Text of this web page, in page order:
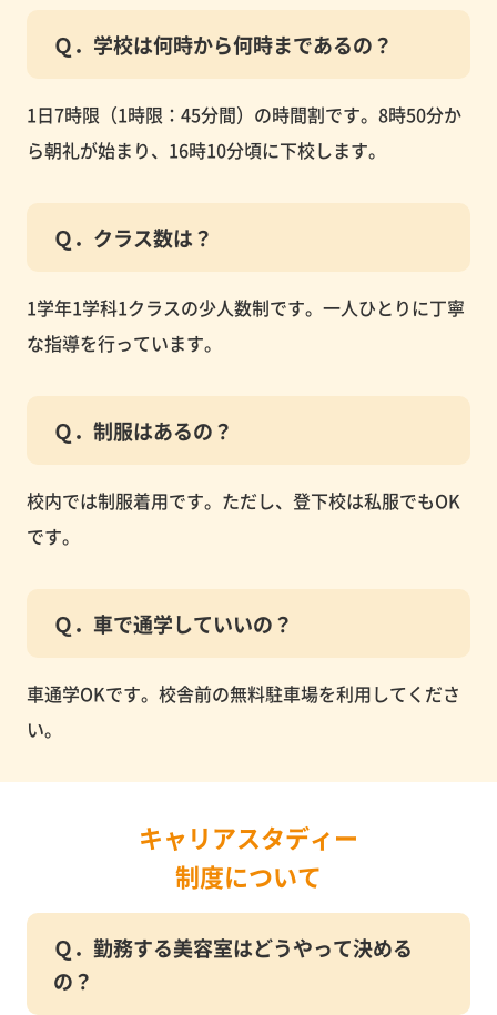
Ｑ．学校は何時から何時まであるの？
1日7時限（1時限：45分間）の時間割です。8時50分か
ら朝礼が始まり、16時10分頃に下校します。
Ｑ．クラス数は？
1学年1学科1クラスの少人数制です。一人ひとりに丁寧
な指導を行っています。
Ｑ．制服はあるの？
校内では制服着用です。ただし、登下校は私服でもOK
です。
Ｑ．車で通学していいの？
車通学OKです。校舎前の無料駐車場を利用してくださ
い。
キャリアスタディー
制度について
Ｑ．勤務する美容室はどうやって決める
の？